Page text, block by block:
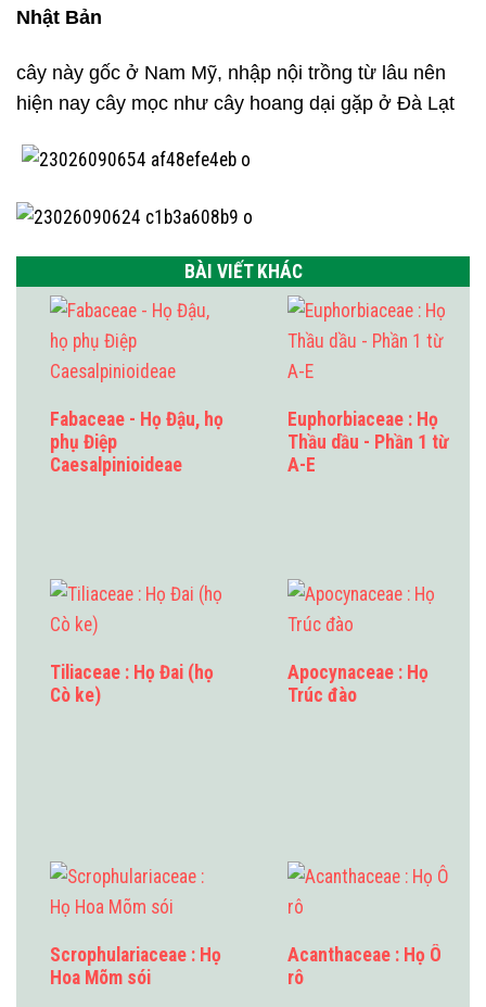
Nhật Bản
cây này gốc ở Nam Mỹ, nhập nội trồng từ lâu nên
hiện nay cây mọc như cây hoang dại gặp ở Đà Lạt
BÀI VIẾT KHÁC
Fabaceae - Họ Đậu, họ
phụ Điệp
Caesalpinioideae
Euphorbiaceae : Họ
Thầu dầu - Phần 1 từ
A-E
Tiliaceae : Họ Đai (họ
Cò ke)
Apocynaceae : Họ
Trúc đào
Scrophulariaceae : Họ
Hoa Mõm sói
Acanthaceae : Họ Ô
rô